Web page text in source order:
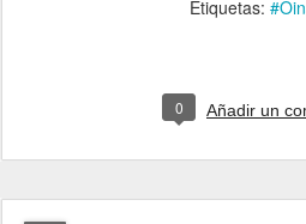
Etiquetas:
0 Añadir un